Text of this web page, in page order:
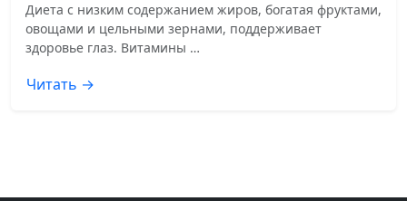
Диета с низким содержанием жиров, богатая фруктами,
овощами и цельными зернами, поддерживает
здоровье глаз. Витамины …
Читать →